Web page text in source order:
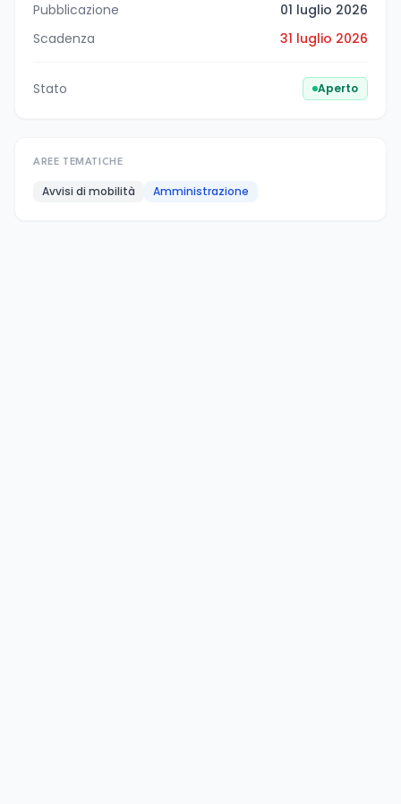
Pubblicazione
01 luglio 2026
Scadenza
31 luglio 2026
Stato Aperto
AREE TEMATICHE
Avvisi di mobilità Amministrazione